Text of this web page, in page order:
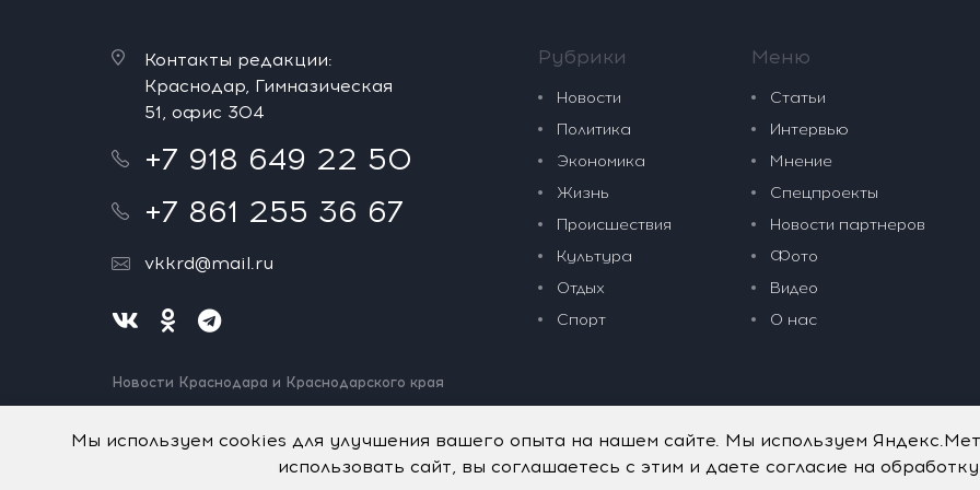
Контакты редакции:
Краснодар, Гимназическая
51, офис 304
+7 918 649 22 50
+7 861 255 36 67
vkkrd@mail.ru
Новости Краснодара и Краснодарского края
Нашли ошибку? Выделите и нажмите Ctrl+Enter.
Рубрики
Новости
Политика
Экономика
Жизнь
Происшествия
Культура
Отдых
Спорт
Меню
Статьи
Интервью
Мнение
Спецпроекты
Новости партнеров
Фото
Видео
О нас
Мы используем cookies для улучшения вашего опыта на нашем сайте. Мы используем
использовать сайт, вы соглашаетесь с этим и даете согласие на